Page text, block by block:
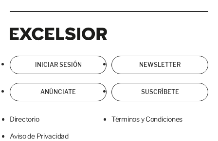
INICIAR SESIÓN NEWSLETTER
ANÚNCIATE SUSCRÍBETE
Directorio Términos y Condiciones
Aviso de Privacidad